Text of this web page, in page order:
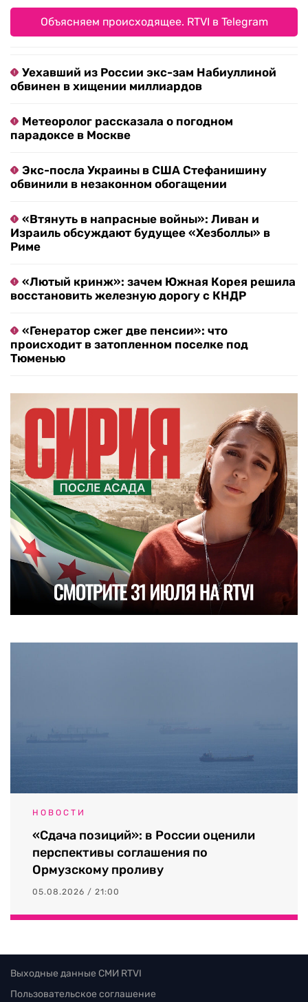
Объясняем происходящее. RTVI в Telegram
Уехавший из России экс-зам Набиуллиной
обвинен в хищении миллиардов
Метеоролог рассказала о погодном
парадоксе в Москве
Экс-посла Украины в США Стефанишину
обвинили в незаконном обогащении
«Втянуть в напрасные войны»: Ливан и
Израиль обсуждают будущее «Хезболлы» в
Риме
«Лютый кринж»: зачем Южная Корея решила
восстановить железную дорогу с КНДР
«Генератор сжег две пенсии»: что
происходит в затопленном поселке под
Тюменью
НОВОСТИ
«Сдача позиций»: в России оценили
перспективы соглашения по
Ормузскому проливу
05.08.2026 / 21:00
Выходные данные СМИ RTVI
Пользовательское соглашение